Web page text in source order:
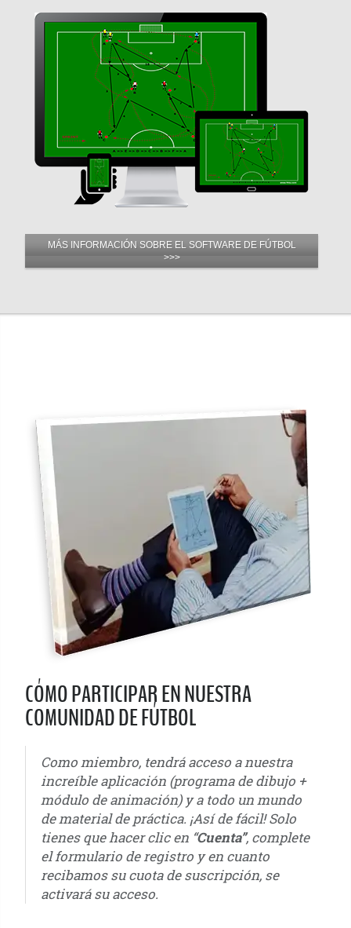
MÁS INFORMACIÓN SOBRE EL SOFTWARE DE FÚTBOL
>>>
CÓMO PARTICIPAR EN NUESTRA
COMUNIDAD DE FÚTBOL
Como miembro, tendrá acceso a nuestra
increíble aplicación (programa de dibujo +
módulo de animación) y a todo un mundo
de material de práctica. ¡Así de fácil! Solo
tienes que hacer clic en “Cuenta”, complete
el formulario de registro y en cuanto
recibamos su cuota de suscripción, se
activará su acceso. ⁣